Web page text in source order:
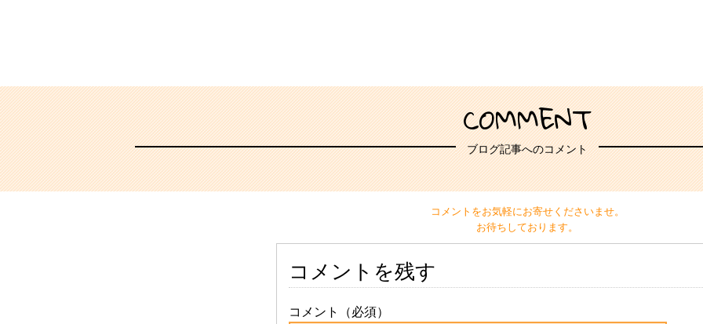
COMMENT
ブログ記事へのコメント
コメントをお気軽にお寄せくださいませ。
お待ちしております。
コメントを残す
コメント（必須）